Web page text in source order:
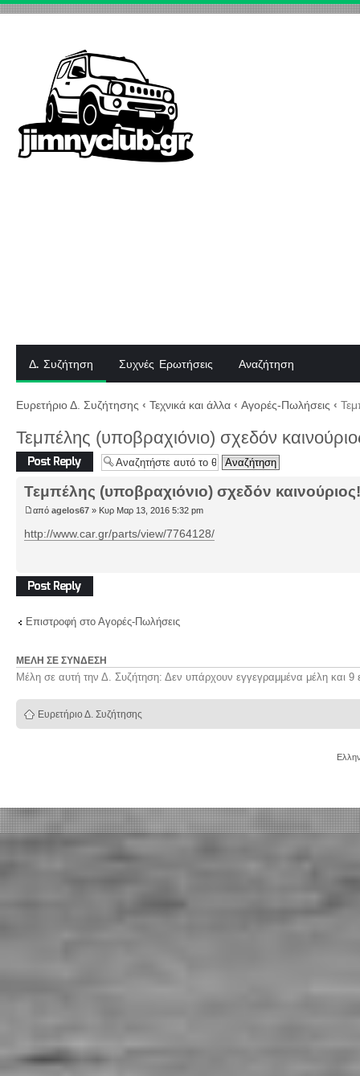
Δ. Συζήτηση Συχνές Ερωτήσεις Αναζήτηση
Ευρετήριο Δ. Συζήτησης ‹ Τεχνικά και άλλα ‹ Αγορές-Πωλήσεις ‹
Τεμπέλης (υποβραχιόνιο) σχεδόν
Δημιουργία
απάντησης
Τεμπέλης (υποβραχιόνιο) σχεδόν καινούριος!
από agelos67 » Κυρ Μαρ 13, 2016 5:32 pm
http://www.car.gr/parts/view/7764128/
Δημιουργία
απάντησης
Επιστροφή στο Αγορές-Πωλήσεις
ΜΈΛΗ ΣΕ ΣΎΝΔΕΣΗ
Μέλη σε αυτή την Δ. Συζήτηση: Δεν υπάρχουν εγγεγραμμένα μέλη και 9
Ευρετήριο Δ. Συζήτησης